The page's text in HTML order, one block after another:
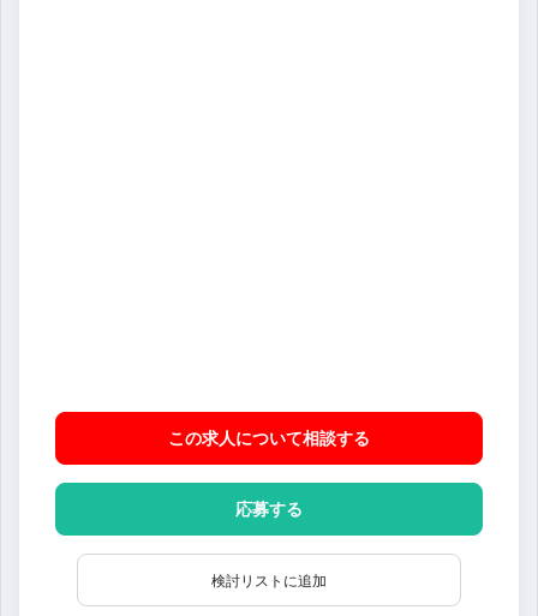
この求人について相談する
応募する
検討リストに追加